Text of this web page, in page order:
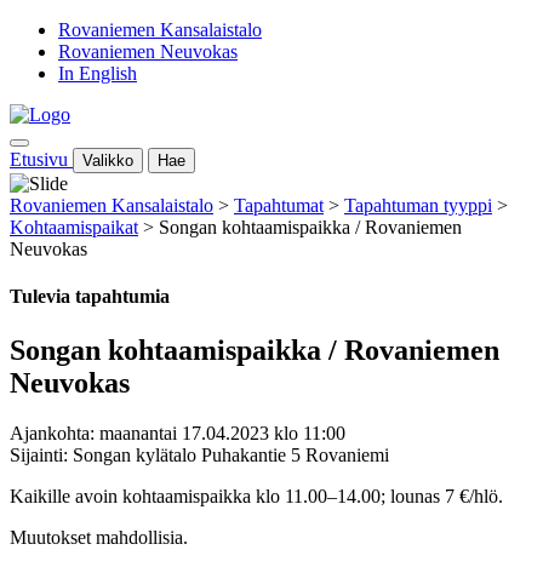
Rovaniemen Kansalaistalo
Rovaniemen Neuvokas
In English
Etusivu Valikko Hae
Rovaniemen Kansalaistalo > Tapahtumat > Tapahtuman tyyppi >
Kohtaamispaikat > Songan kohtaamispaikka / Rovaniemen
Neuvokas
Tulevia tapahtumia
Songan kohtaamispaikka / Rovaniemen
Neuvokas
Ajankohta: maanantai 17.04.2023 klo 11:00
Sijainti: Songan kylätalo Puhakantie 5 Rovaniemi
Kaikille avoin kohtaamispaikka klo 11.00–14.00; lounas 7 €/hlö.
Muutokset mahdollisia.